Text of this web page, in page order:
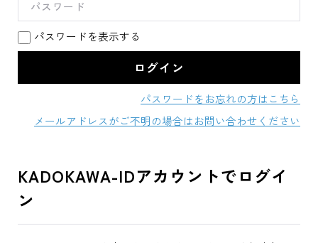
パスワードを表示する
パスワードをお忘れの方はこちら
メールアドレスがご不明の場合はお問い合わせください
KADOKAWA-IDアカウントでログイ
ン